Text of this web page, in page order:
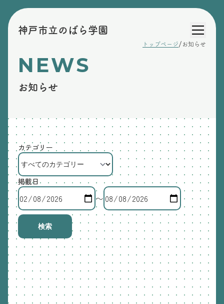
神戸市立のばら学園
トップページ/ お知らせ
NEWS
お知らせ
カテゴリー
掲載日
〜
検索